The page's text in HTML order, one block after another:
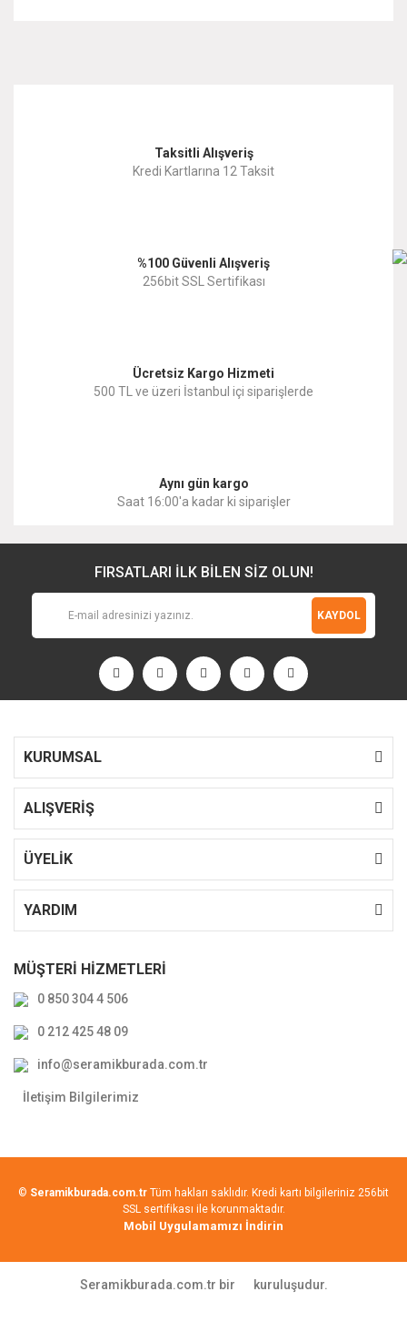
Ürün resmi kalitesiz, bozuk veya görüntülenemiyor.
Ürün fiyatı diğer sitelerden daha pahalı.
Taksitli Alışveriş
Kredi Kartlarına 12 Taksit
%100 Güvenli Alışveriş
256bit SSL Sertifikası
Ücretsiz Kargo Hizmeti
500 TL ve üzeri İstanbul içi siparişlerde
Aynı gün kargo
Saat 16:00'a kadar ki siparişler
FIRSATLARI İLK BİLEN SİZ OLUN!
KAYDOL
KURUMSAL
ALIŞVERİŞ
ÜYELİK
YARDIM
MÜŞTERİ HİZMETLERİ
0 850 304 4 506
0 212 425 48 09
info@seramikburada.com.tr
İletişim Bilgilerimiz
© Seramikburada.com.tr Tüm hakları saklıdır. Kredi kartı bilgileriniz 256bit
SSL sertifikası ile korunmaktadır.
Mobil Uygulamamızı İndirin
Seramikburada.com.tr bir kuruluşudur.